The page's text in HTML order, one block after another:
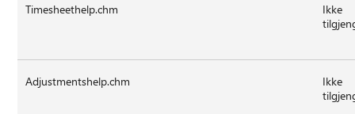
Timesheethelp.chm
Ikke
Adjustmentshelp.chm
Ikke